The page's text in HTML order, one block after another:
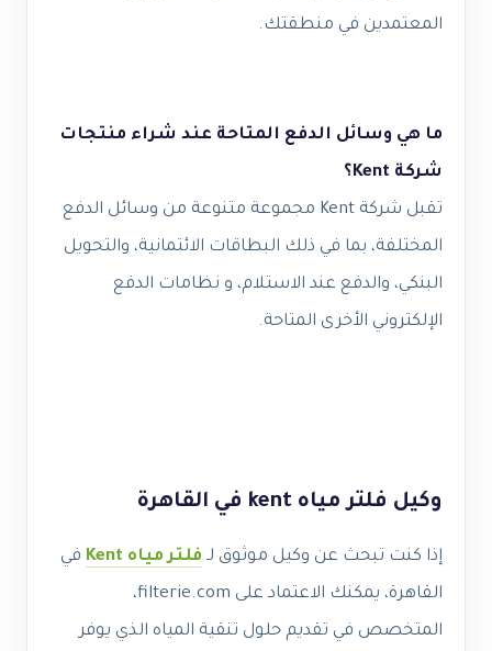
المعتمدين في منطقتك.
ما هي وسائل الدفع المتاحة عند شراء منتجات
شركة Kent؟
تقبل شركة Kent مجموعة متنوعة من وسائل الدفع
المختلفة، بما في ذلك البطاقات الائتمانية، والتحويل
البنكي، والدفع عند الاستلام، و نظامات الدفع
الإلكتروني الأخرى المتاحة.
وكيل فلتر مياه kent في القاهرة
إذا كنت تبحث عن وكيل موثوق لـ فلتر مياه Kent
في
القاهرة، يمكنك الاعتماد على filterie.com،
المتخصص في تقديم حلول تنقية المياه الذي يوفر